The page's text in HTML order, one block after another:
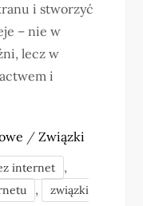
i stworzyć
– nie w
lecz w
i
/Związki
internet ,
,
związki